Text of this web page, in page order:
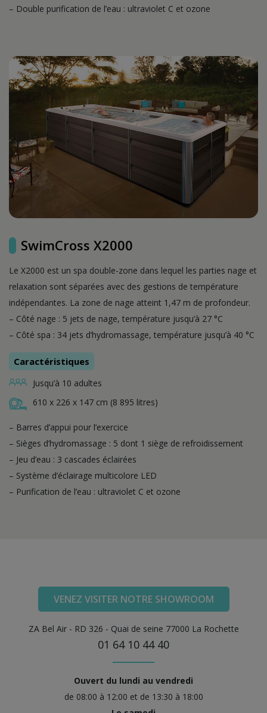
– Double purification de l’eau : ultraviolet C et ozone
SwimCross X2000
Le X2000 est un spa double-zone dans lequel les parties nage et
relaxation sont séparées avec des gestions de température
indépendantes. La zone de nage atteint 1,47 m de profondeur.
– Côté nage : 5 jets de nage, température jusqu’à 27 °C
– Côté spa : 34 jets d’hydromassage, température jusqu’à 40 °C
Caractéristiques
Jusqu’à 10 adultes
610 x 226 x 147 cm (8 895 litres)
– Barres d’appui pour l’exercice
– Sièges d’hydromassage : 5 dont 1 siège de refroidissement
– Jeu d’eau : 3 cascades éclairées
– Système d’éclairage multicolore LED
– Purification de l’eau : ultraviolet C et ozone
VENEZ VISITER NOTRE SHOWROOM
ZA Bel Air - RD 326 - Quai de seine 77000 La Rochette
01 64 10 44 40
Ouvert du lundi au vendredi
de 08:00 à 12:00 et de 13:30 à 18:00